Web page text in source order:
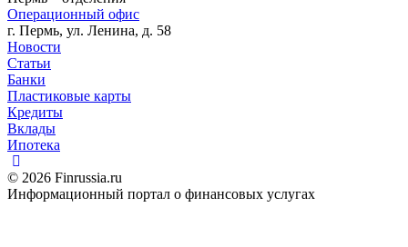
Операционный офис
г. Пермь, ул. Ленина, д. 58
Новости
Статьи
Банки
Пластиковые карты
Кредиты
Вклады
Ипотека
© 2026 Finrussia.ru
Информационный портал о финансовых услугах